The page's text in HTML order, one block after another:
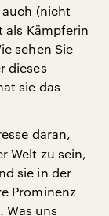
(nicht
als Kämpferin
sehen Sie
dieses
sie das
daran,
Welt zu sein,
sie in der
Prominenz
Was uns